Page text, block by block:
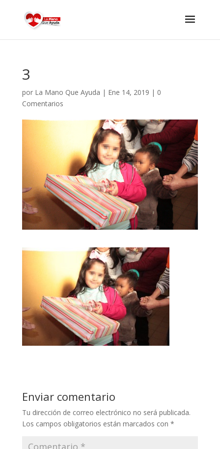
3
por La Mano Que Ayuda | Ene 14, 2019 | 0
Comentarios
Enviar comentario
Tu dirección de correo electrónico no será publicada.
Los campos obligatorios están marcados con *